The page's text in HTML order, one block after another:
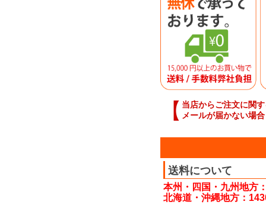
【 当店からご注文に関
メールが届かない場合
送料について
本州・四国・九州地方
北海道・沖縄地方：